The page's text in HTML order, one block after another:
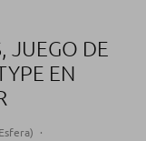
JUEGO DE
EN
·